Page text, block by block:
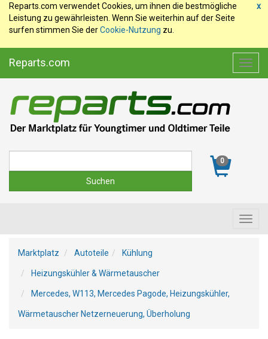
x
Reparts.com verwendet Cookies, um ihnen die bestmögliche
Leistung zu gewährleisten. Wenn Sie weiterhin auf der Seite
surfen stimmen Sie derCookie-Nutzung zu.
Reparts.com
0
Marktplatz Autoteile Kühlung
Heizungskühler & Wärmetauscher
Mercedes, W113, Mercedes Pagode, Heizungskühler,
Wärmetauscher Netzerneuerung, Überholung